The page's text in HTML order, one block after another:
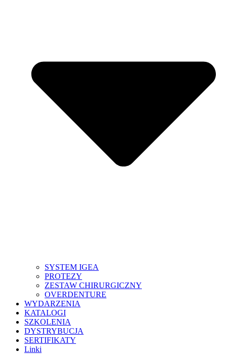
SYSTEM IGEA
PROTEZY
ZESTAW CHIRURGICZNY
OVERDENTURE
WYDARZENIA
KATALOGI
SZKOLENIA
DYSTRYBUCJA
SERTIFIKATY
Linki